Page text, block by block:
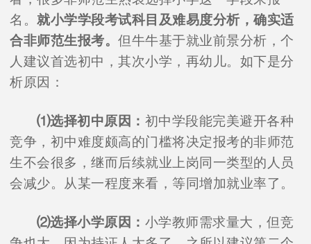
名。就小学学段考试科目及难易度分析，确实适
合非师范生报考。但牛牛基于就业前景分析，个
人建议首选初中，其次小学，再幼儿。如下是分
析原因：
⑴选择初中原因： 初中学段能完美避开各种
竞争，初中难度颇高的门槛将决定报考的非师范
生不会很多，继而后续就业上岗同一类型的人员
会减少。从某一程度来看，等同增加就业率了。
⑵选择小学原因： 小学教师需求量大，但竞